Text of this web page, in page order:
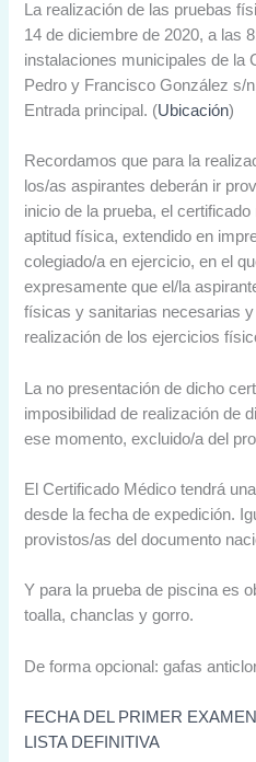
La realización de las pruebas
14 de diciembre de 2020, a las
instalaciones municipales de la
Pedro y Francisco González s/
Entrada principal. (Ubicación)
Recordamos que para la
los/as aspirantes deberán ir
inicio de la prueba, el
aptitud física, extendido en
colegiado/a en ejercicio, en el
expresamente que el/la
físicas y sanitarias necesarias
realización de los ejercicios
La no presentación de dicho
imposibilidad de realización de
ese momento, excluido/a del
El Certificado Médico tendrá
desde la fecha de expedición.
provistos/as del documento
Y para la prueba de piscina es
toalla, chanclas y gorro.
De forma opcional: gafas
FECHA DEL PRIMER
LISTA DEFINITIVA